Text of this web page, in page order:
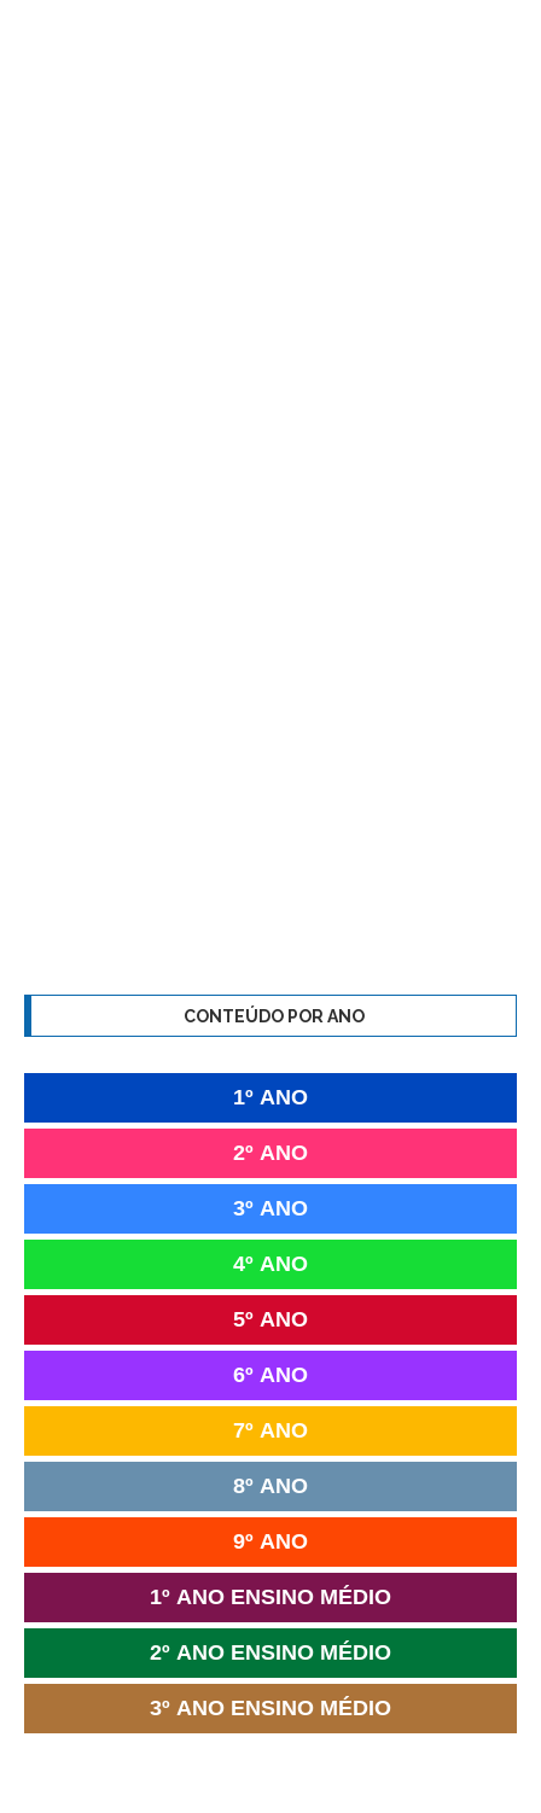
CONTEÚDO POR ANO
1º ANO
2º ANO
3º ANO
4º ANO
5º ANO
6º ANO
7º ANO
8º ANO
9º ANO
1º ANO ENSINO MÉDIO
2º ANO ENSINO MÉDIO
3º ANO ENSINO MÉDIO